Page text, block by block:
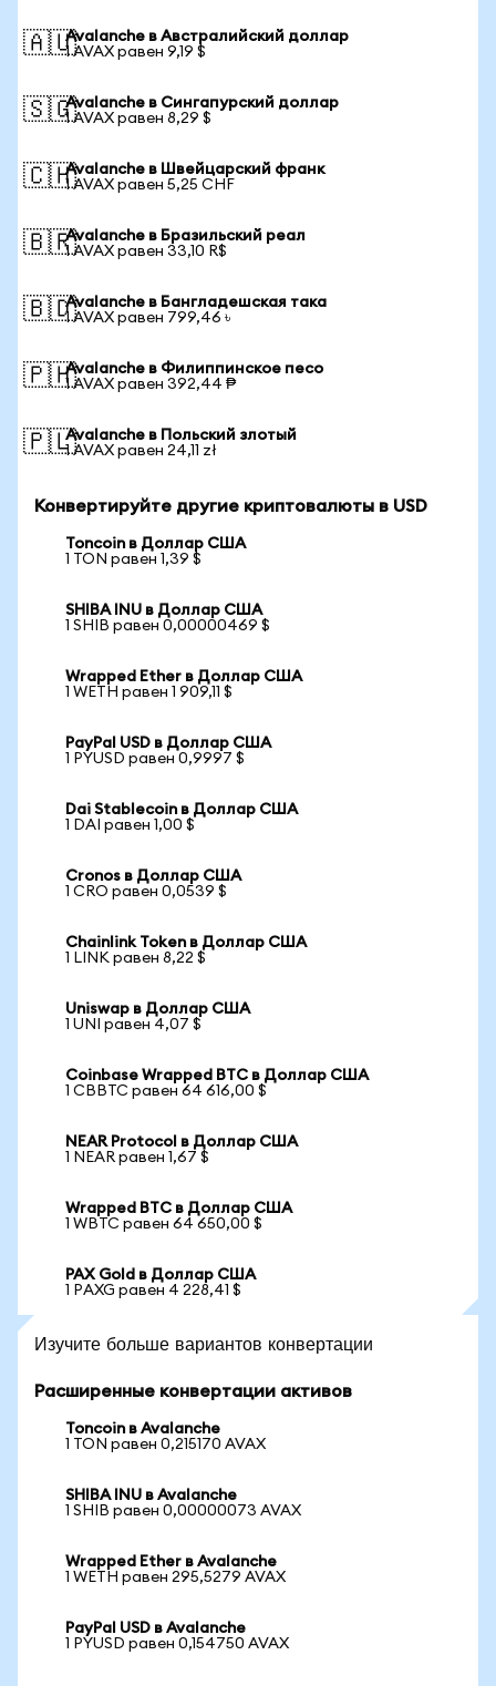
🇦🇺Avalanche в Австралийский доллар
1 AVAX равен 9,19 $
🇸🇬Avalanche в Сингапурский доллар
1 AVAX равен 8,29 $
🇨🇭Avalanche в Швейцарский франк
1 AVAX равен 5,25 CHF
🇧🇷Avalanche в Бразильский реал
1 AVAX равен 33,10 R$
🇧🇩Avalanche в Бангладешская така
1 AVAX равен 799,46 ৳
🇵🇭Avalanche в Филиппинское песо
1 AVAX равен 392,44 ₱
🇵🇱Avalanche в Польский злотый
1 AVAX равен 24,11 zł
Конвертируйте другие криптовалюты в USD
Toncoin в Доллар США
1 TON равен 1,39 $
SHIBA INU в Доллар США
1 SHIB равен 0,00000469 $
Wrapped Ether в Доллар США
1 WETH равен 1 909,11 $
PayPal USD в Доллар США
1 PYUSD равен 0,9997 $
Dai Stablecoin в Доллар США
1 DAI равен 1,00 $
Cronos в Доллар США
1 CRO равен 0,0539 $
Chainlink Token в Доллар США
1 LINK равен 8,22 $
Uniswap в Доллар США
1 UNI равен 4,07 $
Coinbase Wrapped BTC в Доллар США
1 CBBTC равен 64 616,00 $
NEAR Protocol в Доллар США
1 NEAR равен 1,67 $
Wrapped BTC в Доллар США
1 WBTC равен 64 650,00 $
PAX Gold в Доллар США
1 PAXG равен 4 228,41 $
Изучите больше вариантов конвертации
Расширенные конвертации активов
Toncoin в Avalanche
1 TON равен 0,215170 AVAX
SHIBA INU в Avalanche
1 SHIB равен 0,00000073 AVAX
Wrapped Ether в Avalanche
1 WETH равен 295,5279 AVAX
PayPal USD в Avalanche
1 PYUSD равен 0,154750 AVAX